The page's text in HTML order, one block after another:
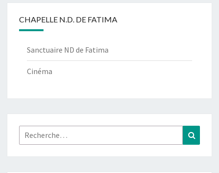
CHAPELLE N.D. DE FATIMA
Sanctuaire ND de Fatima
Cinéma
Rechercher :